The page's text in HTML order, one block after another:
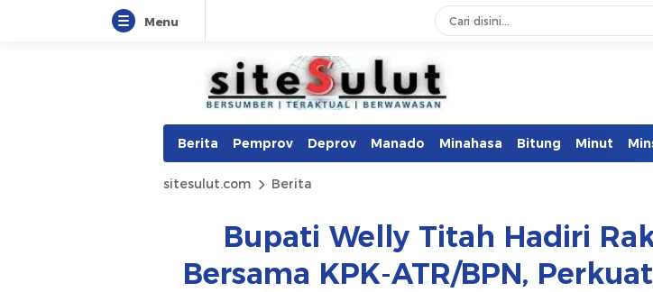
Menu
Berita Pemprov Deprov Manado Minahasa Bitung Minut
sitesulut.com Berita
Bupati Welly Titah Hadiri
Bersama KPK-ATR/BPN,